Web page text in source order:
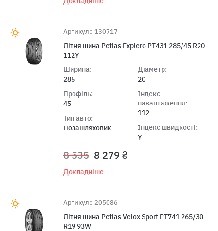
Артикул:: 130717
Літня шина Petlas Explero PT431 285/45 R20
112Y
Ширина:
285
Профіль:
45
Тип авто:
Позашляховик
Діаметр:
20
Індекс
навантаження:
112
Індекс швидкості:
Y
8 535 8 279 ₴
Докладніше
Артикул:: 205086
Лiтня шина Petlas Velox Sport PT741 265/30
R19 93W